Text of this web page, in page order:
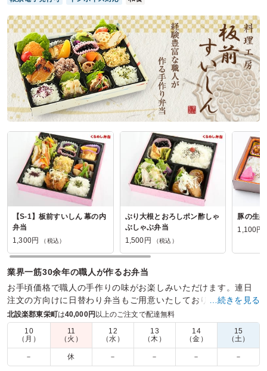
華の盛り～仁～の口コミをもっと見る
【S-1】板前すいしん 幕の内
弁当
1,300円
（税込）
ぶり大根とおろしポン酢しゃ
ぶしゃぶ弁当
1,500円
（税込）
豚の生
1,100円
業界一筋30余年の職人が作るお弁当
お手頃価格で職人の手作りの味がお楽しみいただけます。連日
注文の方向けに日替わり弁当もご用意いたしております。
商品数： 33 締切日時： 1日前13:00 価格帯： 1,100円～2,400円
配達時間：
9:30～18:00
様々なおかずがあり、蓋を開けた時のインパクトが凄かっ
…続きを見る
北設楽郡東栄町は40,000円 以上のご注文で配達無料
10
（月）
11
（火）
12
（水）
13
（木）
14
（金）
15
（土）
－ 休 － － － －